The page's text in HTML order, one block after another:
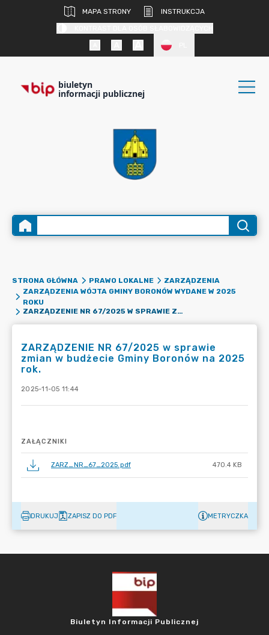
MAPA STRONY
INSTRUKCJA
biuletyn
informacji publicznej
STRONA GŁÓWNA PRAWO LOKALNE
ZARZĄDZENIA
ZARZĄDZENIA WÓJTA GMINY BORONÓW WYDANE W 2025
ROKU
ZARZĄDZENIE NR 67/2025 W SPRAWIE ZMIAN W BUDŻECIE GMINY BORONÓW NA 2025 ROK.
ZARZĄDZENIE NR 67/2025 w sprawie
zmian w budżecie Gminy Boronów na 2025
rok.
2025-11-05 11:44
ZAŁĄCZNIKI
ZARZ_NR_67_2025.pdf 470.4 KB
DRUKUJ ZAPISZ DO PDF METRYCZKA
Biuletyn Informacji Publicznej